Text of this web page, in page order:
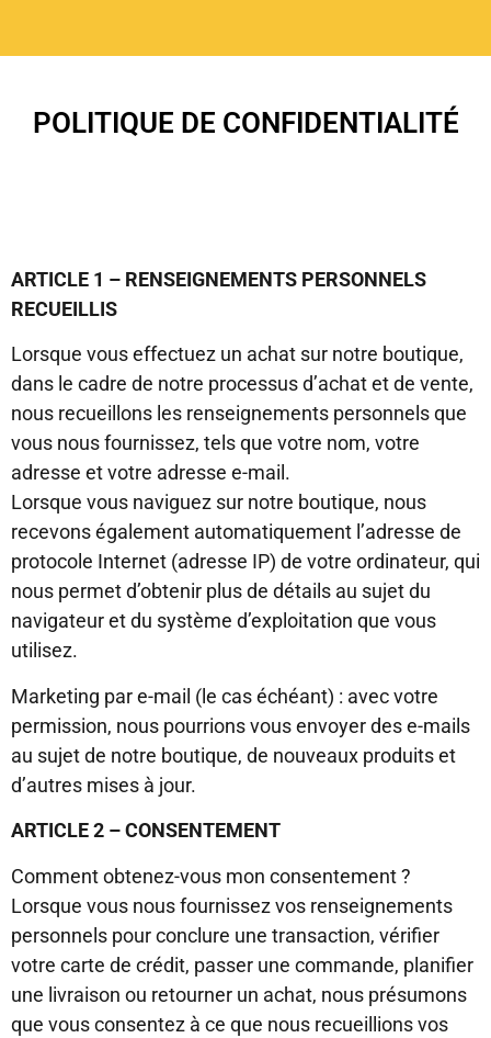
POLITIQUE DE CONFIDENTIALITÉ
ARTICLE 1 – RENSEIGNEMENTS PERSONNELS
RECUEILLIS
Lorsque vous effectuez un achat sur notre boutique,
dans le cadre de notre processus d’achat et de vente,
nous recueillons les renseignements personnels que
vous nous fournissez, tels que votre nom, votre
adresse et votre adresse e-mail.
Lorsque vous naviguez sur notre boutique, nous
recevons également automatiquement l’adresse de
protocole Internet (adresse IP) de votre ordinateur, qui
nous permet d’obtenir plus de détails au sujet du
navigateur et du système d’exploitation que vous
utilisez.
Marketing par e-mail (le cas échéant) : avec votre
permission, nous pourrions vous envoyer des e-mails
au sujet de notre boutique, de nouveaux produits et
d’autres mises à jour.
ARTICLE 2 – CONSENTEMENT
Comment obtenez-vous mon consentement ?
Lorsque vous nous fournissez vos renseignements
personnels pour conclure une transaction, vérifier
votre carte de crédit, passer une commande, planifier
une livraison ou retourner un achat, nous présumons
que vous consentez à ce que nous recueillions vos